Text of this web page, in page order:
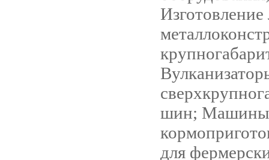
шин; Машины
для